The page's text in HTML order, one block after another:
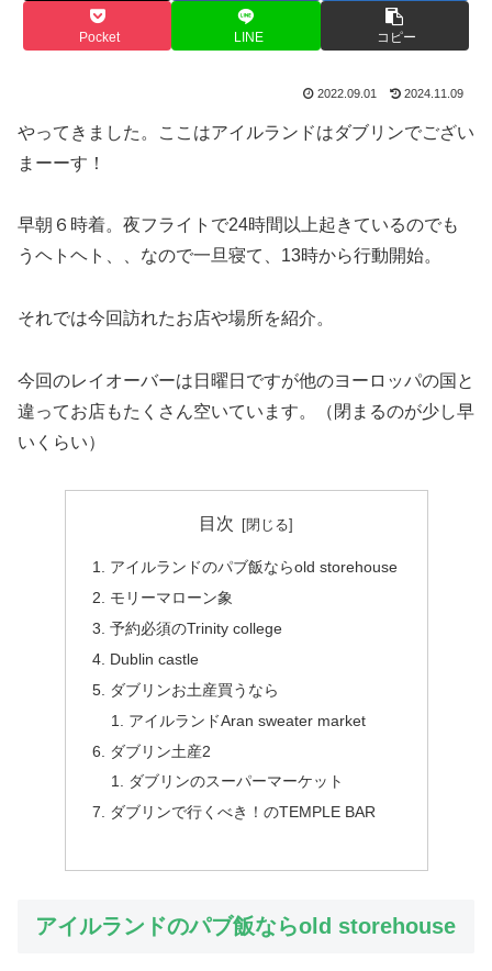
Pocket LINE コピー
2022.09.01 2024.11.09
やってきました。ここはアイルランドはダブリンでござい
まーーす！
早朝６時着。夜フライトで24時間以上起きているのでも
うヘトヘト、、なので一旦寝て、13時から行動開始。
それでは今回訪れたお店や場所を紹介。
今回のレイオーバーは日曜日ですが他のヨーロッパの国と
違ってお店もたくさん空いています。（閉まるのが少し早
いくらい）
目次
アイルランドのパブ飯ならold storehouse
モリーマローン象
予約必須のTrinity college
Dublin castle
ダブリンお土産買うなら
アイルランドAran sweater market
ダブリン土産2
ダブリンのスーパーマーケット
ダブリンで行くべき！のTEMPLE BAR
アイルランドのパブ飯ならold storehouse